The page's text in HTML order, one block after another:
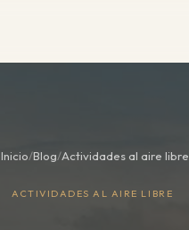
Inicio/Blog/Actividades al aire libre
ACTIVIDADES AL AIRE LIBRE